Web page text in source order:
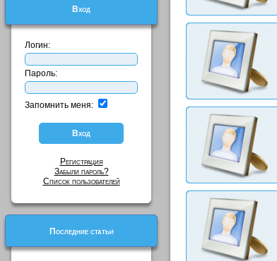
Вход
Логин:
Пароль:
Запомнить меня:
Регистрация
Забыли пароль?
Список пользователей
Последние статьи